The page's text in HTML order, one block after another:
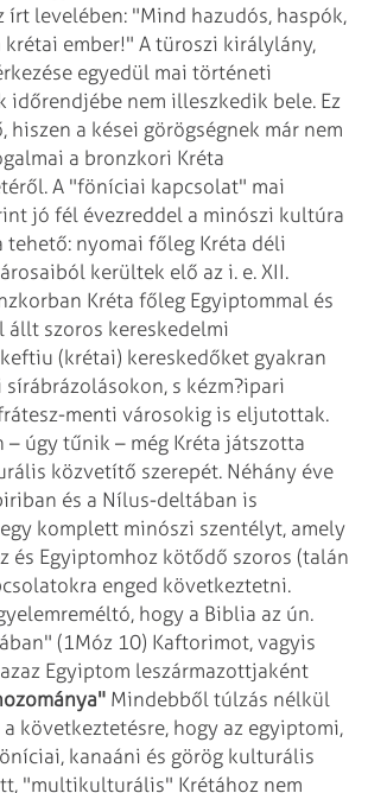
írt levelében: "Mind hazudós, haspók,
ember!" A türoszi királylány,
egyedül mai történeti
időrendjébe nem illeszkedik bele. Ez
hiszen a kései görögségnek már nem
a bronzkori Kréta
A "föníciai kapcsolat" mai
jó fél évezreddel a minószi kultúra
tehető: nyomai főleg Kréta déli
kerültek elő az i. e. XII.
Kréta főleg Egyiptommal és
állt szoros kereskedelmi
(krétai) kereskedőket gyakran
s kézm?ipari
menti városokig is eljutottak.
– úgy tűnik – még Kréta játszotta
közvetítő szerepét. Néhány éve
és a Nílus-deltában is
komplett minószi szentélyt, amely
és Egyiptomhoz kötődő szoros (talán
enged következtetni.
hogy a Biblia az ún.
(1Móz 10) Kaftorimot, vagyis
Egyiptom leszármazottjaként
Mindebből túlzás nélkül
következtetésre, hogy az egyiptomi,
kanaáni és görög kulturális
"multikulturális" Krétához nem